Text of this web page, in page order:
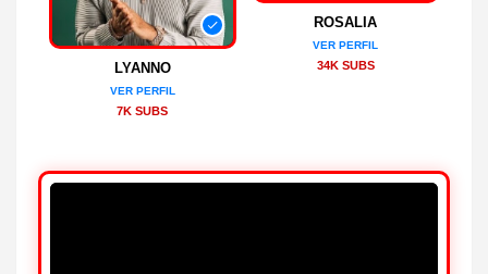
LYANNO
VER PERFIL
7K SUBS
ROSALIA
VER PERFIL
34K SUBS